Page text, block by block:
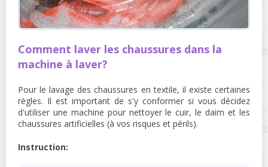
Comment laver les chaussures dans la
machine à laver?
Pour le lavage des chaussures en textile, il existe certaines
règles. Il est important de s'y conformer si vous décidez
d'utiliser une machine pour nettoyer le cuir, le daim et les
chaussures artificielles (à vos risques et périls).
Instruction: